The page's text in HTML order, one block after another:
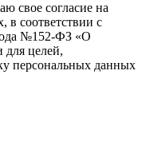
свое согласие на
в соответствии с
№152-ФЗ «О
для целей,
персональных данных